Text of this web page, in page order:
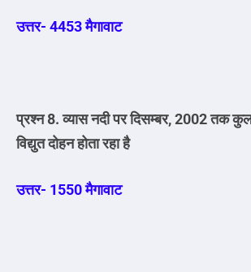
उत्तर- 4453 मैगावाट
प्रश्न 8. व्यास नदी पर दिसम्बर, 2002 तक
विद्युत दोहन होता रहा है
उत्तर- 1550 मैगावाट